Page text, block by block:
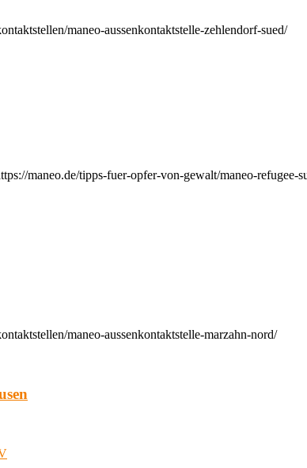
maneo-aussenkontaktstelle-zehlendorf-sued/
maneo.de/tipps-fuer-opfer-von-gewalt/maneo-refugee-
maneo-aussenkontaktstelle-marzahn-nord/